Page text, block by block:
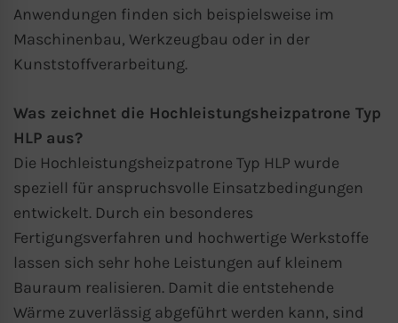
Anwendungen finden sich beispielsweise im
Maschinenbau, Werkzeugbau oder in der
Kunststoffverarbeitung.
Was zeichnet die Hochleistungsheizpatrone Typ
HLP aus?
Die Hochleistungsheizpatrone Typ HLP wurde
speziell für anspruchsvolle Einsatzbedingungen
entwickelt. Durch ein besonderes
Fertigungsverfahren und hochwertige Werkstoffe
lassen sich sehr hohe Leistungen auf kleinem
Bauraum realisieren. Damit die entstehende
Wärme zuverlässig abgeführt werden kann, sind